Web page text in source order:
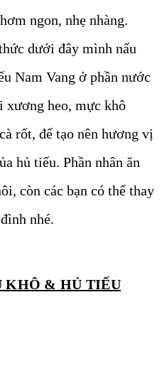
ngon, nhẹ nhàng.
dưới đây mình nấu
Nam Vang ở phần nước
xương heo, mực khô
rốt, để tạo nên hương vị
hủ tiếu. Phần nhân ăn
còn các bạn có thể thay
nhé.
KHÔ & HỦ TIẾU